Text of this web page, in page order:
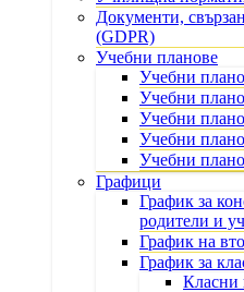
Документи,
(GDPR)
Учебни планове
Учебни
Учебни
Учебни
Учебни
Учебни
Графици
График за
родители и
График на
График за
Класни